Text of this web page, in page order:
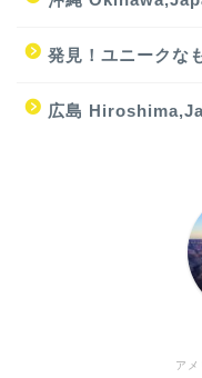
発見！ユニーク
広島
ア